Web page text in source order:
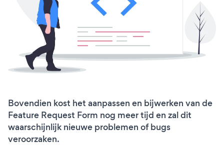
Bovendien kost het aanpassen en bijwerken van de
Feature Request Form nog meer tijd en zal dit
waarschijnlijk nieuwe problemen of bugs
veroorzaken.